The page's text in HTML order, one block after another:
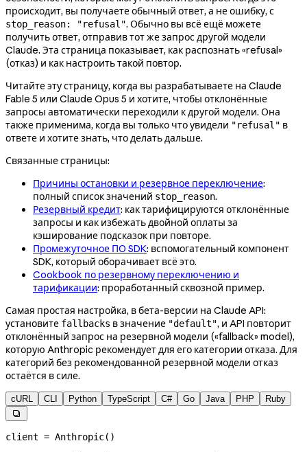
происходит, вы получаете обычный ответ, а не ошибку, с
stop_reason: "refusal". Обычно вы всё ещё можете
получить ответ, отправив тот же запрос другой модели
Claude. Эта страница показывает, как распознать «refusal»
(отказ) и как настроить такой повтор.
Читайте эту страницу, когда вы разрабатываете на Claude
Fable 5 или Claude Opus 5 и хотите, чтобы отклонённые
запросы автоматически переходили к другой модели. Она
также применима, когда вы только что увидели "refusal" в
ответе и хотите знать, что делать дальше.
Связанные страницы:
Причины остановки и резервное переключение:
полный список значений stop_reason.
Резервный кредит: как тарифицируются отклонённые
запросы и как избежать двойной оплаты за
кэширование подсказок при повторе.
Промежуточное ПО SDK: вспомогательный компонент
SDK, который оборачивает всё это.
Cookbook по резервному переключению и
тарификации: проработанный сквозной пример.
Самая простая настройка, в бета-версии на Claude API:
установите fallbacks в значение "default", и API повторит
отклонённый запрос на резервной модели («fallback» model),
которую Anthropic рекомендует для его категории отказа. Для
категорий без рекомендованной резервной модели отказ
остаётся в силе.
cURL CLI Python TypeScript C# Go Java PHP Ruby

client = Anthropic()